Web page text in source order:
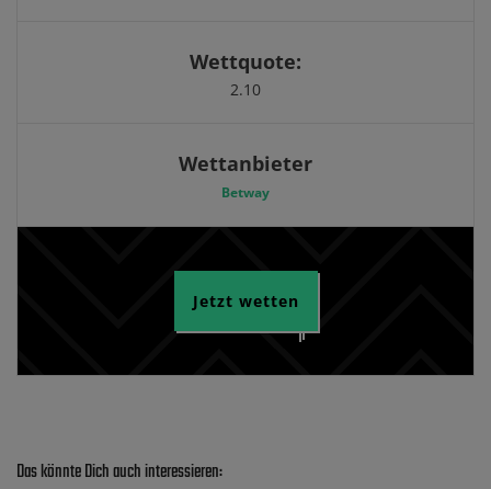
Wettquote:
2.10
Wettanbieter
Betway
Jetzt wetten
Das könnte Dich auch interessieren: